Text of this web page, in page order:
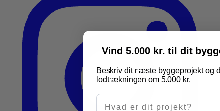
Vind 5.000 kr. til dit
Beskriv dit næste byggeprojekt og
lodtrækningen om 5.000 kr.
Hvad er dit projekt?